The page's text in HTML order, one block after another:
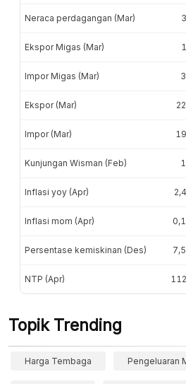
Neraca perdagangan (Mar)
Ekspor Migas (Mar)
Impor Migas (Mar)
Ekspor (Mar)
Impor (Mar)
Kunjungan Wisman (Feb)
Inflasi yoy (Apr)
Inflasi mom (Apr)
Persentase kemiskinan (Des)
NTP (Apr)
Topik Trending
Harga Tembaga Pengeluaran